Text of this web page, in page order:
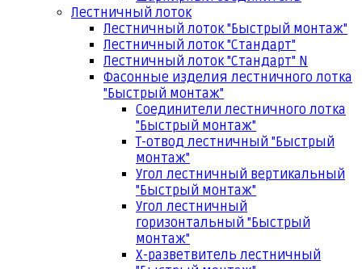
Лестничный лоток
Лестничный лоток "Быстрый монтаж"
Лестничный лоток "Стандарт"
Лестничный лоток "Стандарт" N
Фасонные изделия лестничного лотка
"Быстрый монтаж"
Соединители лестничного лотка
"Быстрый монтаж"
Т-отвод лестничный "Быстрый
монтаж"
Угол лестничный вертикальный
"Быстрый монтаж"
Угол лестничный
горизонтальный "Быстрый
монтаж"
Х-разветвитель лестничный